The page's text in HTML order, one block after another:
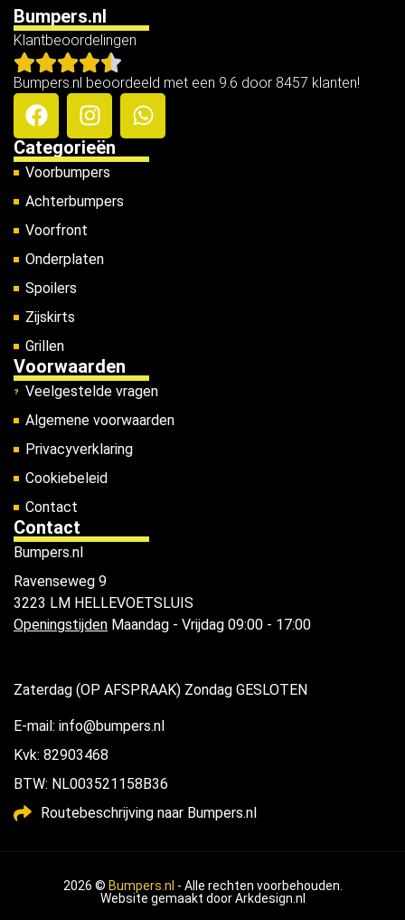
Bumpers.nl
Klantbeoordelingen
Bumpers.nl beoordeeld met een 9.6 door 8457 klanten!
Categorieën
Voorbumpers
Achterbumpers
Voorfront
Onderplaten
Spoilers
Zijskirts
Grillen
Voorwaarden
Veelgestelde vragen
Algemene voorwaarden
Privacyverklaring
Cookiebeleid
Contact
Contact
Bumpers.nl
Ravenseweg 9
3223 LM HELLEVOETSLUIS
Openingstijden Maandag - Vrijdag 09:00 - 17:00
Zaterdag (OP AFSPRAAK) Zondag GESLOTEN
E-mail: info@bumpers.nl
Kvk: 82903468
BTW: NL003521158B36
Routebeschrijving naar Bumpers.nl
2026 © Bumpers.nl - Alle rechten voorbehouden.
Website gemaakt doorArkdesign.nl